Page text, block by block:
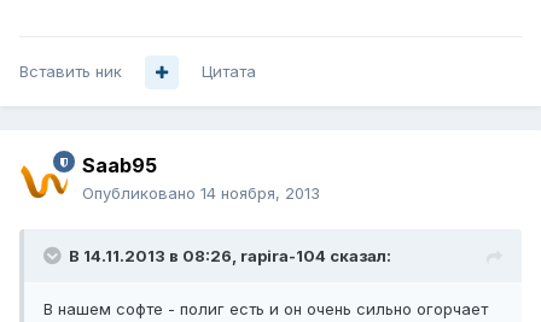
Вставить ник Цитата
Saab95
Опубликовано 14 ноября, 2013
В 14.11.2013 в 08:26, rapira-104 сказал:
В нашем софте - полиг есть и он очень сильно огорчает